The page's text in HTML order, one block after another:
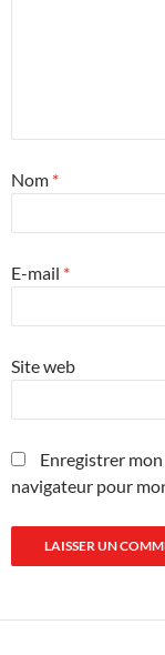
Nom *
E-mail *
Site web
Enregistrer
navigateur pour